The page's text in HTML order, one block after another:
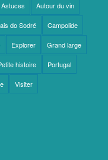
Astuces Autour du vin
do Sodré Campolide
Explorer Grand large
histoire Portugal
Visiter